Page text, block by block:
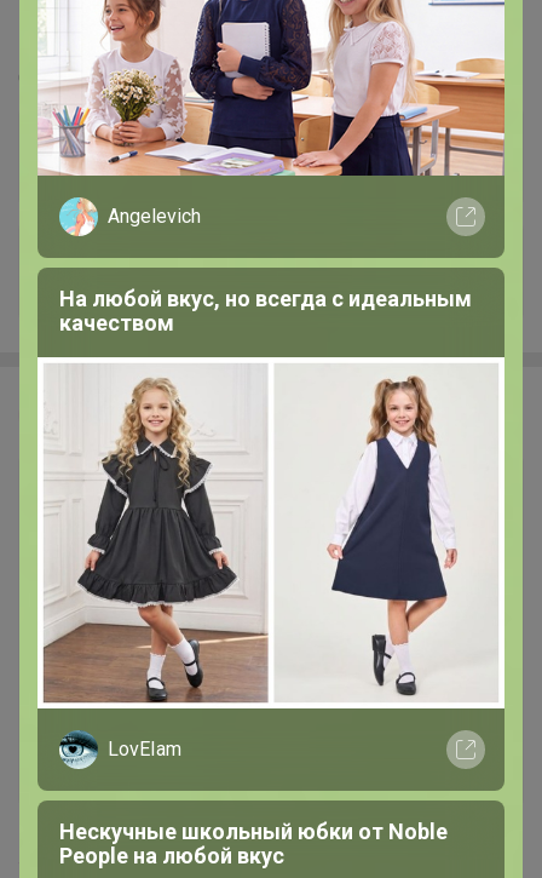
СладаСибири конфеты, цукаты, печенье,
пирожные
Стоп 12 августа
+77
Эмилия!
5.0 54.7K 17.6K 750 24
Angelevich
На любой вкус, но всегда с идеальным
качеством
LovEIam
Нескучные школьный юбки от Nоblе
Реoplе на любой вкус